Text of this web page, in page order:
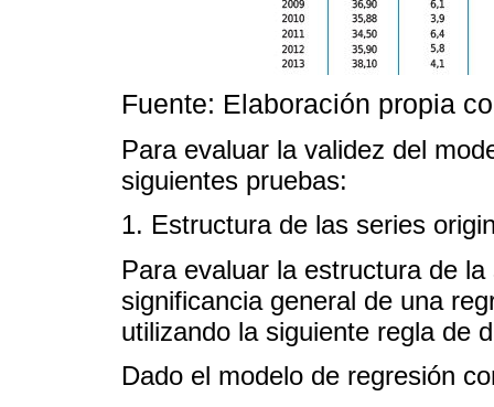
Fuente: Elaboración propia
Para evaluar la validez del
siguientes pruebas:
1. Estructura de las series
Para evaluar la estructura de
significancia general de una
utilizando la siguiente regla de
Dado el modelo de regresión